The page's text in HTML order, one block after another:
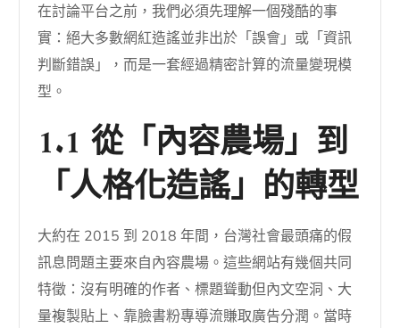
在討論平台之前，我們必須先理解一個殘酷的事
實：絕大多數網紅造謠並非出於「誤會」或「資訊
判斷錯誤」，而是一套經過精密計算的流量變現模
型。
1.1 從「內容農場」到
「人格化造謠」的轉型
大約在 2015 到 2018 年間，台灣社會最頭痛的假
訊息問題主要來自內容農場。這些網站有幾個共同
特徵：沒有明確的作者、標題聳動但內文空洞、大
量複製貼上、靠臉書粉專導流賺取廣告分潤。當時